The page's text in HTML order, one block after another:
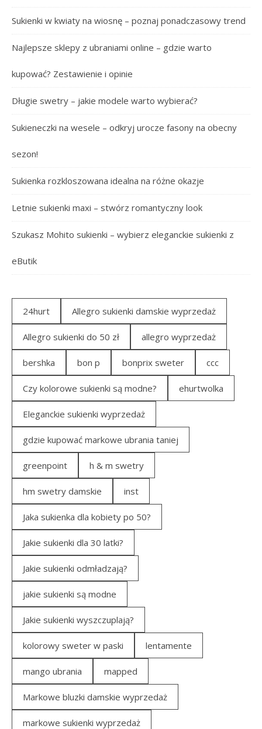
Sukienki w kwiaty na wiosnę – poznaj ponadczasowy trend
Najlepsze sklepy z ubraniami online – gdzie warto
kupować? Zestawienie i opinie
Długie swetry – jakie modele warto wybierać?
Sukieneczki na wesele – odkryj urocze fasony na obecny
sezon!
Sukienka rozkloszowana idealna na różne okazje
Letnie sukienki maxi – stwórz romantyczny look
Szukasz Mohito sukienki – wybierz eleganckie sukienki z
eButik
24hurt Allegro sukienki damskie wyprzedaż
Allegro sukienki do 50 zł allegro wyprzedaż
bershka bon p bonprix sweter ccc
Czy kolorowe sukienki są modne? ehurtwolka
Eleganckie sukienki wyprzedaż
gdzie kupować markowe ubrania taniej
greenpoint h & m swetry
hm swetry damskie inst
Jaka sukienka dla kobiety po 50?
Jakie sukienki dla 30 latki?
Jakie sukienki odmładzają?
jakie sukienki są modne
Jakie sukienki wyszczuplają?
kolorowy sweter w paski lentamente
mango ubrania mapped
Markowe bluzki damskie wyprzedaż
markowe sukienki wyprzedaż